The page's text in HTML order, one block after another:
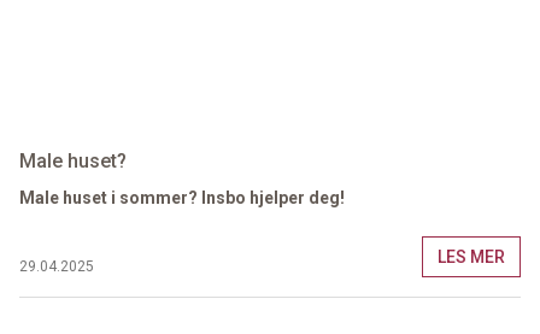
Male huset?
Male huset i sommer? Insbo hjelper deg!
29.04.2025 LES MER